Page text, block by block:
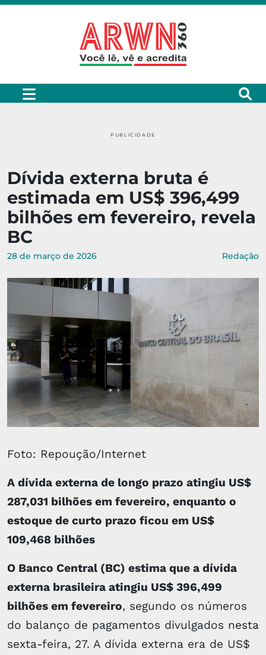
PUBLICIDADE
Dívida externa bruta é
estimada em US$ 396,499
bilhões em fevereiro, revela
BC
28 de março de 2026 Redação
Foto: Repoução/Internet
A dívida externa de longo prazo atingiu US$
287,031 bilhões em fevereiro, enquanto o
estoque de curto prazo ficou em US$
109,468 bilhões
O Banco Central (BC) estima que a dívida
externa brasileira atingiu US$ 396,499
bilhões em fevereiro, segundo os números
do balanço de pagamentos divulgados nesta
sexta-feira, 27. A dívida externa era de US$